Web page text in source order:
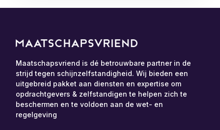
Maatschapsvriend is dé betrouwbare partner in de
strijd tegen schijnzelfstandigheid. Wij bieden een
uitgebreid pakket aan diensten en expertise om
opdrachtgevers & zelfstandigen te helpen zich te
beschermen en te voldoen aan de wet- en
regelgeving